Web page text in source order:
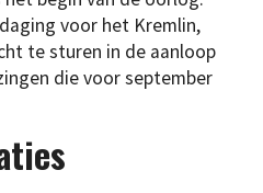
voor het Kremlin,
te sturen in de aanloop
die voor september